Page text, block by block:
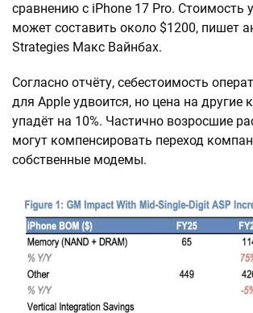
сравнению с iPhone 17 Pro. Стоимость
может составить около $1200, пишет
Strategies Макс Вайнбах.
Согласно отчёту, себестоимость
для Apple удвоится, но цена на другие
упадёт на 10%. Частично возросшие
могут компенсировать переход
собственные модемы.